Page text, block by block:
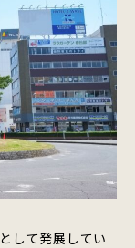
して発展してい